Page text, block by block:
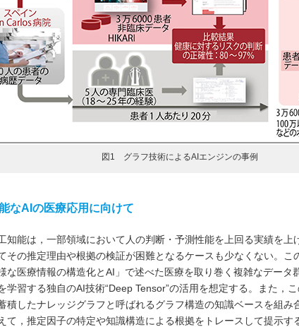
図1 グラフ技術によるAIエンジンの事例
なAIの医療応用に向けて
知能は，一部領域において人の判断・予測性能を上回る実績を上
その推定理由や根拠の検証が困難となるケースも少なくない。こ
な医療情報の構造化とAI」で述べた医療を取り巻く複雑なデータ
学習する独自のAI技術“Deep Tensor”の活用を想定する。また，
積したナレッジグラフと呼ばれるグラフ構造の知識ベースを組み
て，推定因子の特定や知識構造による根拠をトレースして提示す